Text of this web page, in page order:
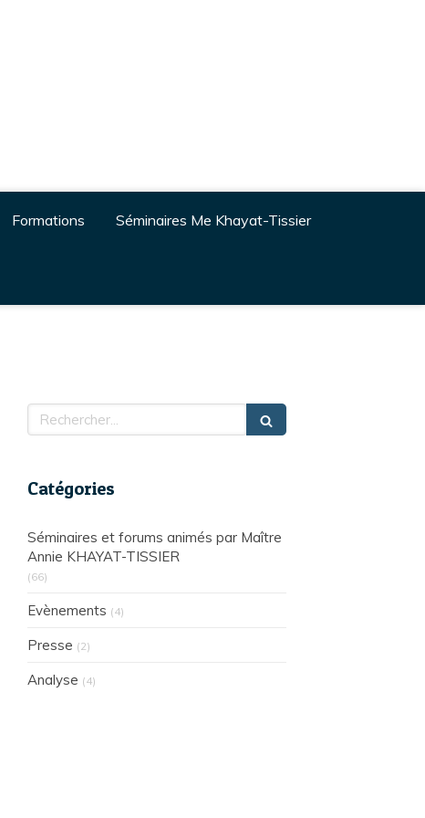
Formations Séminaires Me Khayat-Tissier
Rechercher
Catégories
Séminaires et forums animés par Maître
Annie KHAYAT-TISSIER
(66)
Evènements (4)
Presse (2)
Analyse (4)